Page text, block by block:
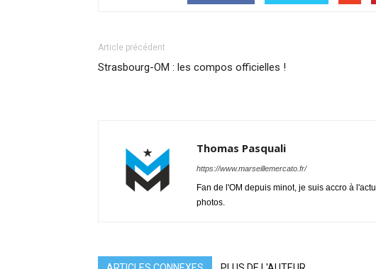
Article précédent
Strasbourg-OM : les compos officielles !
Thomas Pasquali
https://www.marseillemercato.fr/
Fan de l'OM depuis minot, je suis accro à
photos.